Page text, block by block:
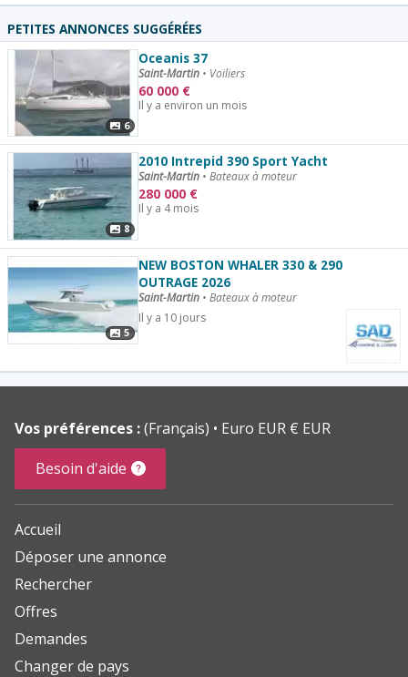
PETITES ANNONCES SUGGÉRÉES
6
Oceanis 37
Saint-Martin • Voiliers
60 000 €
Il y a environ un mois
8
2010 Intrepid 390 Sport Yacht
Saint-Martin • Bateaux à moteur
280 000 €
Il y a 4 mois
5
NEW BOSTON WHALER 330 & 290
OUTRAGE 2026
Saint-Martin • Bateaux à moteur
Il y a 10 jours
Vos préférences :(Français)
Euro EUR € EUR
Besoin d'aide
Accueil
Déposer une annonce
Rechercher
Offres
Demandes
Changer de pays